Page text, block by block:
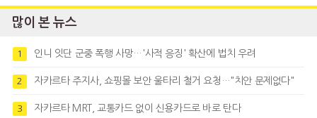
많이 본 뉴스
1 인니 잇단 군중 폭행 사망…'사적 응징' 확산에 법치 우려
2 자카르타 주지사, 쇼핑몰 보안 울타리 철거 요청…"치안 문제없다"
3 자카르타 MRT, 교통카드 없이 신용카드로 바로 탄다